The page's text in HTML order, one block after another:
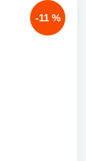
-11 %